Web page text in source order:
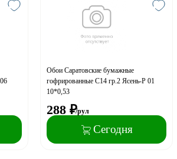
Обои Саратовские бумажные
гофрированные С14 гр.2 Ясень-Р 01
10*0,53
288 ₽/рул
Сегодня